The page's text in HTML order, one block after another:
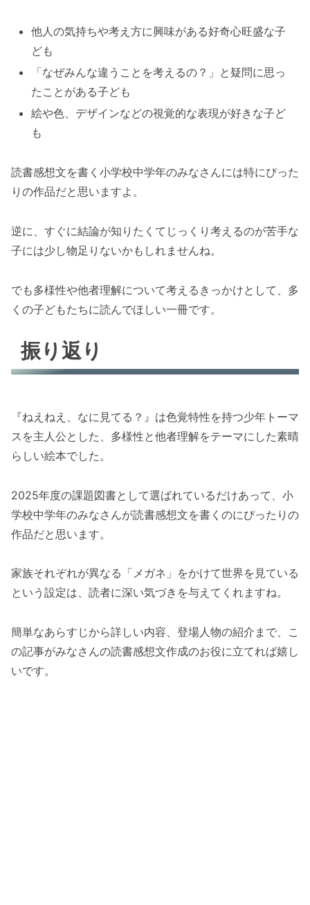
他人の気持ちや考え方に興味がある好奇心旺盛な子
ども
「なぜみんな違うことを考えるの？」と疑問に思っ
たことがある子ども
絵や色、デザインなどの視覚的な表現が好きな子ど
も
読書感想文を書く小学校中学年のみなさんには特にぴった
りの作品だと思いますよ。
逆に、すぐに結論が知りたくてじっくり考えるのが苦手な
子には少し物足りないかもしれませんね。
でも多様性や他者理解について考えるきっかけとして、多
くの子どもたちに読んでほしい一冊です。
振り返り
『ねえねえ、なに見てる？』は色覚特性を持つ少年トーマ
スを主人公とした、多様性と他者理解をテーマにした素晴
らしい絵本でした。
2025年度の課題図書として選ばれているだけあって、小
学校中学年のみなさんが読書感想文を書くのにぴったりの
作品だと思います。
家族それぞれが異なる「メガネ」をかけて世界を見ている
という設定は、読者に深い気づきを与えてくれますね。
簡単なあらすじから詳しい内容、登場人物の紹介まで、こ
の記事がみなさんの読書感想文作成のお役に立てれば嬉し
いです。